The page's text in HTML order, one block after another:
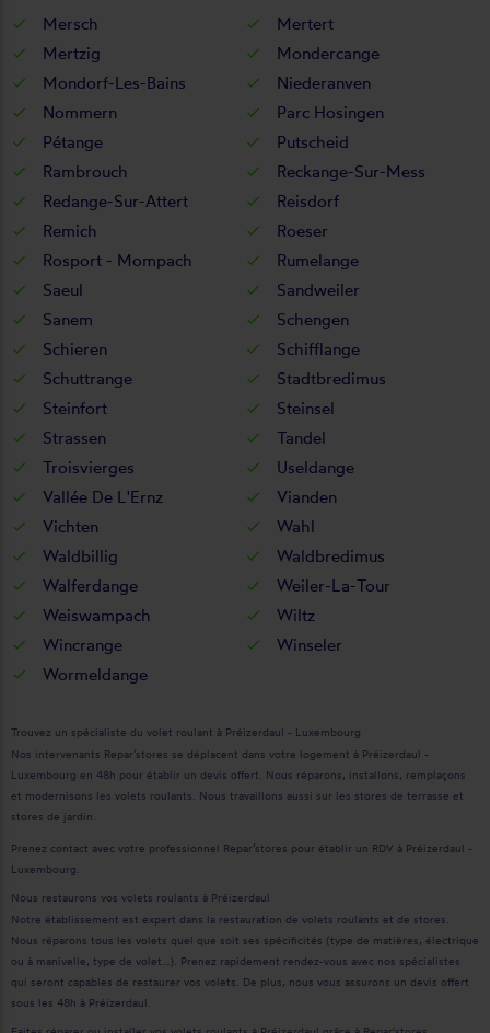
Mersch
Mertert
Mertzig
Mondercange
Mondorf-Les-Bains
Niederanven
Nommern
Parc Hosingen
Pétange
Putscheid
Rambrouch
Reckange-Sur-Mess
Redange-Sur-Attert
Reisdorf
Remich
Roeser
Rosport - Mompach
Rumelange
Saeul
Sandweiler
Sanem
Schengen
Schieren
Schifflange
Schuttrange
Stadtbredimus
Steinfort
Steinsel
Strassen
Tandel
Troisvierges
Useldange
Vallée De L'Ernz
Vianden
Vichten
Wahl
Waldbillig
Waldbredimus
Walferdange
Weiler-La-Tour
Weiswampach
Wiltz
Wincrange
Winseler
Wormeldange
Trouvez un spécialiste du volet roulant à Préizerdaul - Luxembourg
Nos intervenants Repar’stores se déplacent dans votre logement à Préizerdaul -
Luxembourg en 48h pour établir un devis offert. Nous réparons, installons, remplaçons
et modernisons les volets roulants. Nous travaillons aussi sur les stores de terrasse et
stores de jardin.
Prenez contact avec votre professionnel Repar’stores pour établir un RDV à Préizerdaul -
Luxembourg.
Nous restaurons vos volets roulants à Préizerdaul
Notre établissement est expert dans la restauration de volets roulants et de stores.
Nous réparons tous les volets quel que soit ses spécificités (type de matières, électrique
ou à manivelle, type de volet…). Prenez rapidement rendez-vous avec nos spécialistes
qui seront capables de restaurer vos volets. De plus, nous vous assurons un devis offert
sous les 48h à Préizerdaul.